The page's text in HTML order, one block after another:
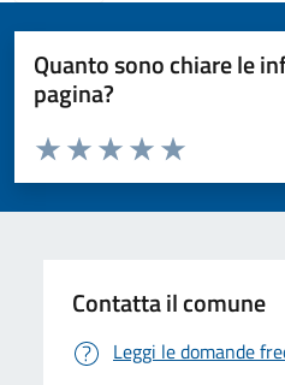
Quanto sono chiare le
pagina?
Valuta da 1 a 5 stelle la pagina
Valuta 5 stelle
Valuta 4 stelle su 5
Valuta 3 stelle su 5
Valuta 2 stelle su 5
Valuta 1 stelle su 5
Contatta il comune
Leggi le domande